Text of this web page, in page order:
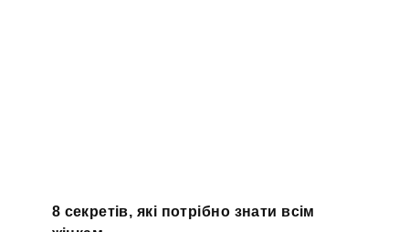
8 секретів, які потрібно знати всім